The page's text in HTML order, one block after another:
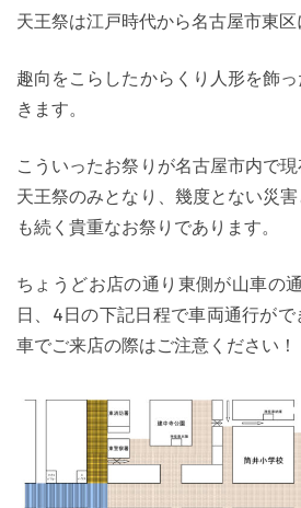
天王祭は江戸時代から名古屋市東区
趣向をこらしたからくり人形を飾
きます。
こういったお祭りが名古屋市内で
天王祭のみとなり、幾度とない災
も続く貴重なお祭りであります。
ちょうどお店の通り東側が山車の
日、4日の下記日程で車両通行が
車でご来店の際はご注意ください！